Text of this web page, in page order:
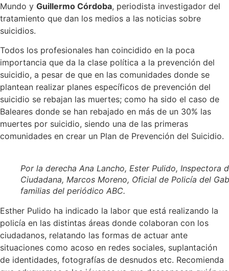
Mundo y Guillermo Córdoba, periodista investigador del
tratamiento que dan los medios a las noticias sobre
suicidios.
Todos los profesionales han coincidido en la poca
importancia que da la clase política a la prevención del
suicidio, a pesar de que en las comunidades donde se
plantean realizar planes específicos de prevención del
suicidio se rebajan las muertes; como ha sido el caso de
Baleares donde se han rebajado en más de un 30% las
muertes por suicidio, siendo una de las primeras
comunidades en crear un Plan de Prevención del Suicidio.
Por la derecha Ana Lancho, Ester Pulido, Inspectora
Ciudadana, Marcos Moreno, Oficial de Policía del
familias del periódico ABC.
Esther Pulido ha indicado la labor que está realizando la
policía en las distintas áreas donde colaboran con los
ciudadanos, relatando las formas de actuar ante
situaciones como acoso en redes sociales, suplantación
de identidades, fotografías de desnudos etc. Recomienda